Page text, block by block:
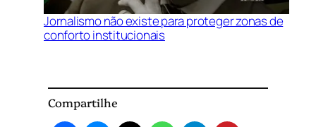
Jornalismo não existe para proteger zonas de
conforto institucionais
Compartilhe